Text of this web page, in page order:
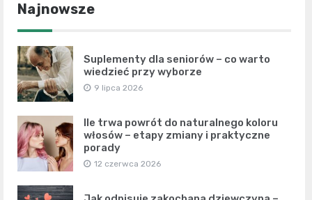
Najnowsze
Suplementy dla seniorów – co warto
wiedzieć przy wyborze
9 lipca 2026
Ile trwa powrót do naturalnego koloru
włosów – etapy zmiany i praktyczne
porady
12 czerwca 2026